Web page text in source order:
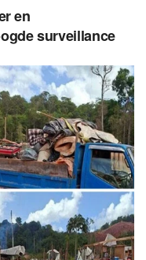
en
surveillance